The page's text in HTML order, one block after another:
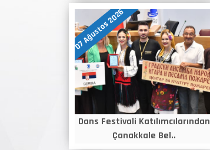
07 Ağustos 2026
Dans Festivali Katılımcılarından
Çanakkale Bel..